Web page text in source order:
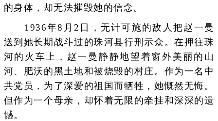
的身体，却无法摧毁她的信念。
1936年8月2日，无计可施的敌人把赵一曼
送到她长期战斗过的珠河县行刑示众。在押往珠
河的火车上，赵一曼静静地望着窗外美丽的山
河、肥沃的黑土地和被烧毁的村庄。作为一名中
共党员，为了深爱的祖国而牺牲，她慨然无悔。
但作为一个母亲，却怀着无限的牵挂和深深的遗
憾。